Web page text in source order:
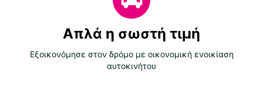
Απλά η σωστή τιμή
Εξοικονόμησε στον δρόμο με οικονομική ενοικίαση
αυτοκινήτου